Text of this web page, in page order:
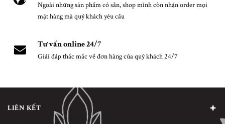
Ngoài những sản phẩm có sẵn, shop mình còn nhận order mọi
mặt hàng mà quý khách yêu cầu
Tư vấn online 24/7
Giải đáp thắc mắc về đơn hàng của quý khách 24/7
LIÊN KẾT